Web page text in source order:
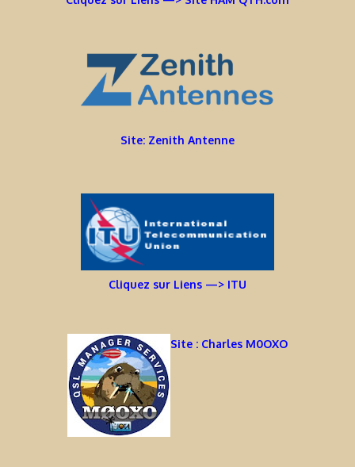
Site: Zenith Antenne
Cliquez sur Liens —> ITU
Site : Charles M0OXO